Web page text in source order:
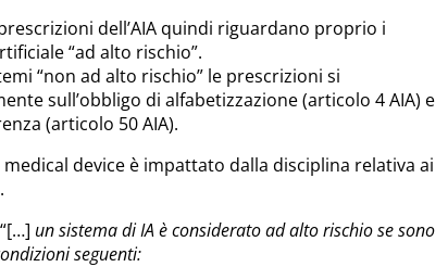
dell’AIA quindi riguardano proprio i
“ad alto rischio”.
“non ad alto rischio” le prescrizioni si
sull’obbligo di alfabetizzazione (articolo 4 AIA) e
(articolo 50 AIA).
device è impattato dalla disciplina relativa ai
un sistema di IA è considerato ad alto rischio se sono
seguenti: